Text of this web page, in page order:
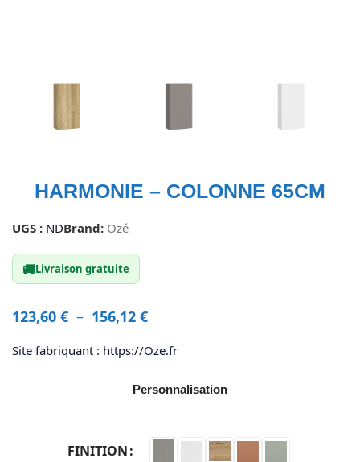
HARMONIE – COLONNE 65CM
UGS : NDBrand: Ozé
🚚Livraison gratuite
123,60 € – 156,12 €
Site fabriquant : https://Oze.fr
Personnalisation
FINITION